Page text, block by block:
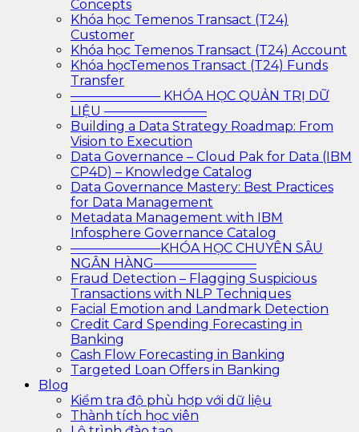
Concepts
Khóa học Temenos Transact (T24)
Customer
Khóa học Temenos Transact (T24) Account
Khóa họcTemenos Transact (T24) Funds
Transfer
——————— KHÓA HỌC QUẢN TRỊ DỮ
LIỆU ————————
Building a Data Strategy Roadmap: From
Vision to Execution
Data Governance – Cloud Pak for Data (IBM
CP4D) – Knowledge Catalog
Data Governance Mastery: Best Practices
for Data Management
Metadata Management with IBM
Infosphere Governance Catalog
———————KHÓA HỌC CHUYÊN SÂU
NGÂN HÀNG————————
Fraud Detection – Flagging Suspicious
Transactions with NLP Techniques
Facial Emotion and Landmark Detection
Credit Card Spending Forecasting in
Banking
Cash Flow Forecasting in Banking
Targeted Loan Offers in Banking
Blog
Kiểm tra độ phù hợp với dữ liệu
Thành tích học viên